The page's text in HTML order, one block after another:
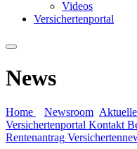
Videos
Versichertenportal
News
Home Newsroom
Versichertenportal Kontakt
Rentenantrag